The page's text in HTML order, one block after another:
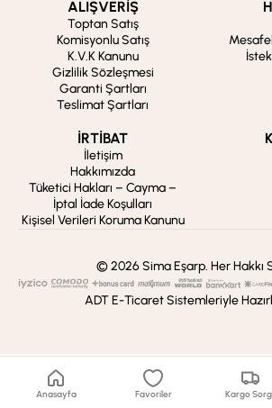
ALIŞVERİŞ
Toptan Satış
Komisyonlu Satış
K.V.K Kanunu
Gizlilik Sözleşmesi
Garanti Şartları
Teslimat Şartları
İRTİBAT
İletişim
Hakkımızda
Tüketici Hakları – Cayma –
İptal İade Koşulları
Kişisel Verileri Koruma Kanunu
© 2026 Sima Eşarp. Her Hakkı
ADT E-Ticaret Sistemleriyle
Anasayfa Favoriler Kargo